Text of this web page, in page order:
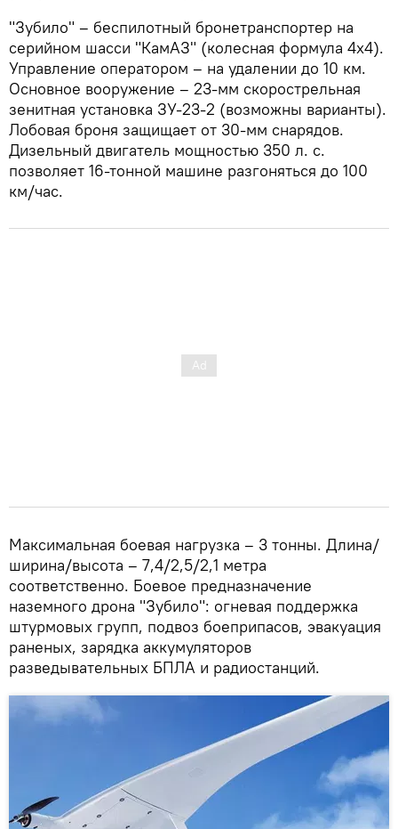
"Зубило" – беспилотный бронетранспортер на
серийном шасси "КамАЗ" (колесная формула 4х4).
Управление оператором – на удалении до 10 км.
Основное вооружение – 23-мм скорострельная
зенитная установка ЗУ-23-2 (возможны варианты).
Лобовая броня защищает от 30-мм снарядов.
Дизельный двигатель мощностью 350 л. с.
позволяет 16-тонной машине разгоняться до 100
км/час.
Максимальная боевая нагрузка – 3 тонны. Длина/
ширина/высота – 7,4/2,5/2,1 метра
соответственно. Боевое предназначение
наземного дрона "Зубило": огневая поддержка
штурмовых групп, подвоз боеприпасов, эвакуация
раненых, зарядка аккумуляторов
разведывательных БПЛА и радиостанций.